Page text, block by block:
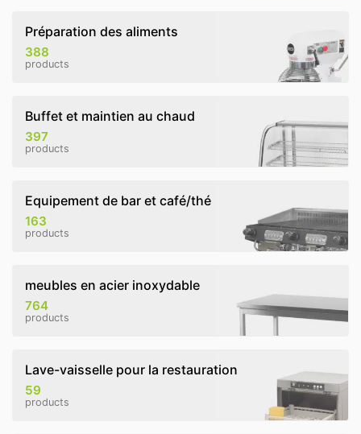
Préparation des aliments
388
products
Buffet et maintien au chaud
397
products
Equipement de bar et café/thé
163
products
meubles en acier inoxydable
764
products
Lave-vaisselle pour la restauration
59
products